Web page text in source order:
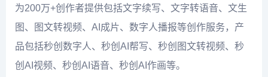
为200万+创作者提供包括文字续写、文字转语音、文生
图、图文转视频、AI成片、数字人播报等创作服务，产
品包括秒创数字人、秒创AI帮写、秒创图文转视频、秒
创AI视频、秒创AI语音、秒创AI作画等。